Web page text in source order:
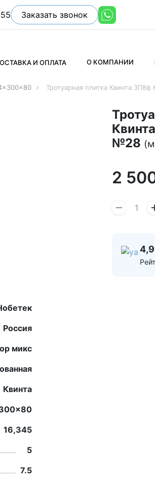
Заказать звонок
И ОПЛАТА О КОМПАНИИ
Тротуарная плитка Квинта
Россия
микс
Квинта
16,345
5
7.5
№28
2
4,9